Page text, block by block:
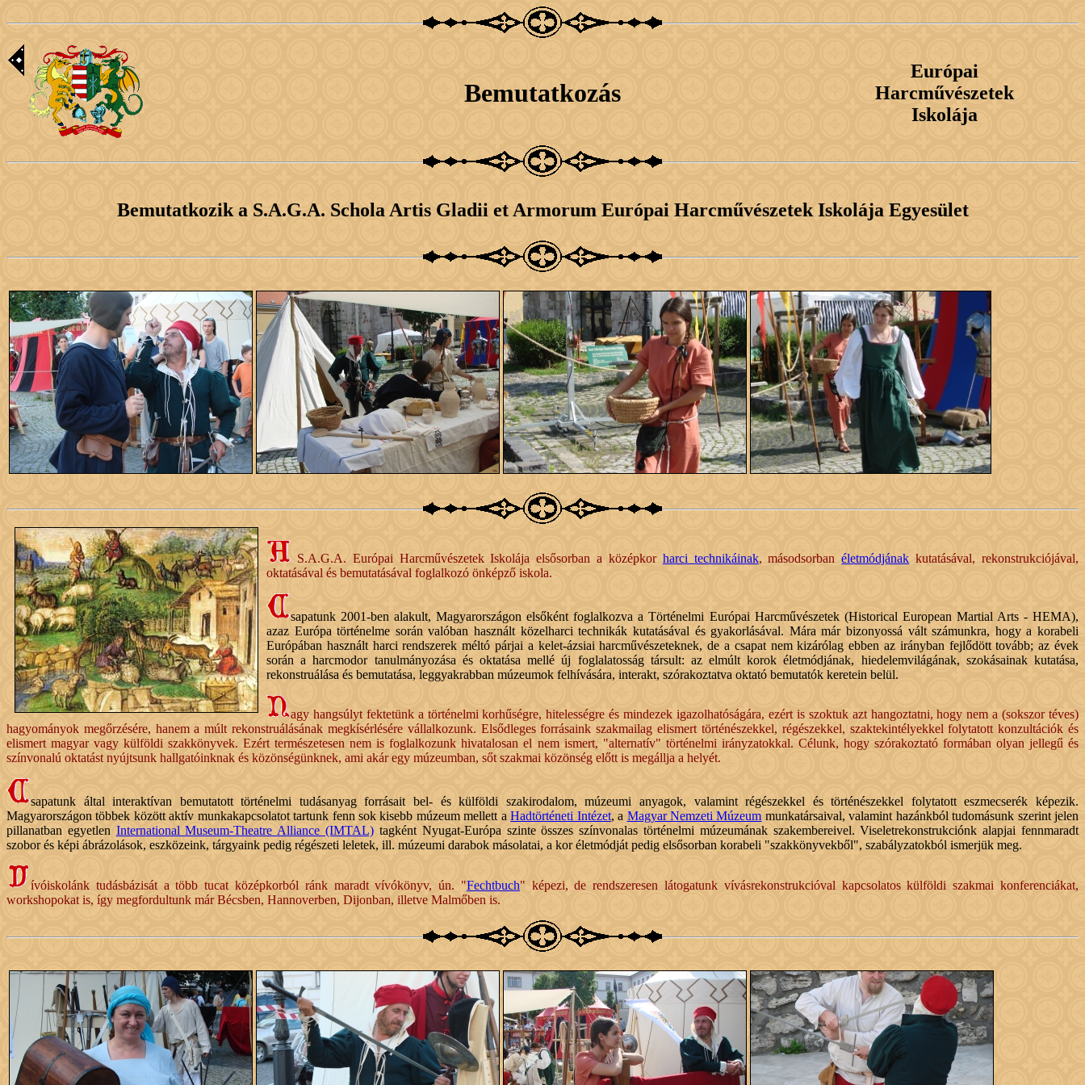
Bemutatkozás
Európai
Harcművészetek
Iskolája
Bemutatkozik a S.A.G.A. Schola Artis Gladii et Armorum Európai Harcművészetek Iskolája Egyesület
S.A.G.A. Európai Harcművészetek Iskolája elsősorban a középkor harci technikáinak, másodsorbanéletmódjának kutatásával, rekonstrukciójával,
oktatásával és bemutatásával foglalkozó önképző iskola.
sapatunk 2001-ben alakult, Magyarországon elsőként foglalkozva a Történelmi Európai Harcművészetek (Historical European Martial Arts - HEMA),
azaz Európa történelme során valóban használt közelharci technikák kutatásával és gyakorlásával. Mára már bizonyossá vált számunkra, hogy a korabeli
Európában használt harci rendszerek méltó párjai a kelet-ázsiai harcművészeteknek, de a csapat nem kizárólag ebben az irányban fejlődött tovább; az évek
során a harcmodor tanulmányozása és oktatása mellé új foglalatosság társult: az elmúlt korok életmódjának, hiedelemvilágának, szokásainak kutatása,
rekonstruálása és bemutatása, leggyakrabban múzeumok felhívására, interakt, szórakoztatva oktató bemutatók keretein belül.
agy hangsúlyt fektetünk a történelmi korhűségre, hitelességre és mindezek igazolhatóságára, ezért is szoktuk azt hangoztatni, hogy nem a (sokszor téves)
hagyományok megőrzésére, hanem a múlt rekonstruálásának megkísérlésére vállalkozunk. Elsődleges forrásaink szakmailag elismert történészekkel, régészekkel, szaktekintélyekkel folytatott konzultációk és
elismert magyar vagy külföldi szakkönyvek. Ezért természetesen nem is foglalkozunk hivatalosan el nem ismert, "alternatív" történelmi irányzatokkal. Célunk, hogy szórakoztató formában olyan jellegű és
színvonalú oktatást nyújtsunk hallgatóinknak és közönségünknek, ami akár egy múzeumban, sőt szakmai közönség előtt is megállja a helyét.
sapatunk által interaktívan bemutatott történelmi tudásanyag forrásait bel- és külföldi szakirodalom, múzeumi anyagok, valamint régészekkel és történészekkel folytatott eszmecserék képezik.
Magyarországon többek között aktív munkakapcsolatot tartunk fenn sok kisebb múzeum mellett aHadtörténeti Intézet, a Magyar Nemzeti Múzeum munkatársaival, valamint hazánkból tudomásunk szerint jelen
pillanatban egyetlen International Museum-Theatre Alliance (IMTAL) tagként Nyugat-Európa szinte összes színvonalas történelmi múzeumának szakembereivel. Viseletrekonstrukciónk alapjai fennmaradt
szobor és képi ábrázolások, eszközeink, tárgyaink pedig régészeti leletek, ill. múzeumi darabok másolatai, a kor életmódját pedig elsősorban korabeli "szakkönyvekből", szabályzatokból ismerjük meg.
ívóiskolánk tudásbázisát a több tucat középkorból ránk maradt vívókönyv, ún. "Fechtbuch" képezi, de rendszeresen látogatunk vívásrekonstrukcióval kapcsolatos külföldi szakmai konferenciákat,
workshopokat is, így megfordultunk már Bécsben, Hannoverben, Dijonban, illetve Malmőben is.